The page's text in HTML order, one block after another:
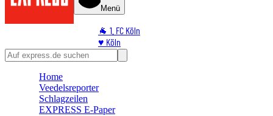
Menü
🐐 1. FC Köln
♥️ Köln
⭐ Promi
🛒 Shoppingwelt
Home
Veedelsreporter
Schlagzeilen
EXPRESS E-Paper